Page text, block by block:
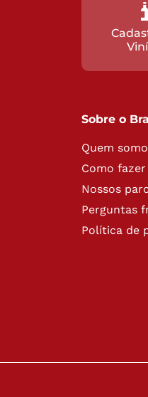
Sobre o
Quem
Como
Nossos
Perguntas
Política de